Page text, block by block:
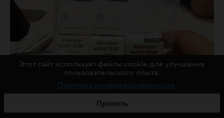
Этот сайт использует файлы cookie для улучшения
пользовательского опыта.
Политика конфиденциальности
Принять